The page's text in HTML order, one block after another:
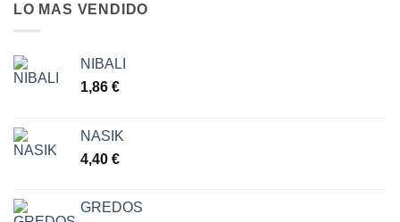
LO MAS VENDIDO
NIBALI
1,86 €
NASIK
4,40 €
GREDOS